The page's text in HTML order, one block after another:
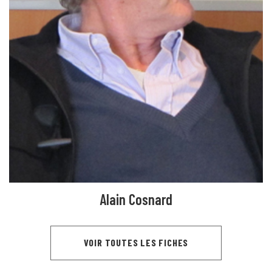
Alain Cosnard
VOIR TOUTES LES FICHES